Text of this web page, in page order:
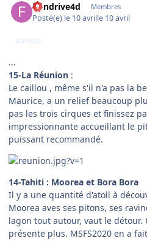
flyndrive4d Membres
Posté(e) le 10 avrille 10 avril
AUTEUR
...
15-La Réunion :
Le caillou , même s'il n'a pas la
Maurice, a un relief beaucoup
pas les trois cirques et finissez
impressionnante accueillant le
puissant recommandé.
14-Tahiti : Moorea et Bora Bora
Il y a une quantité d'atoll à
Moorea aves ses pitons, ses
lagon tout autour, vaut le détour.
présente plus. MSFS2020 en a